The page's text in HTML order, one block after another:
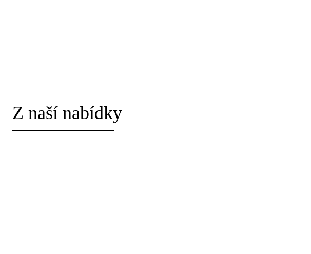
Z naší nabídky